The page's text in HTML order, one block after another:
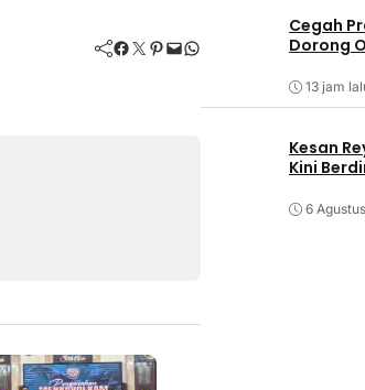
Facebook Twitter Pinterest Mail WhatsApp
Cegah
Dorong
13 jam
Kesan
Kini
6